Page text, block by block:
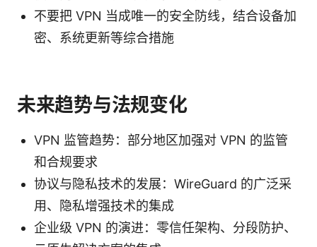
不要把 VPN 当成唯一的安全防线，结合设备加
密、系统更新等综合措施
未来趋势与法规变化
VPN 监管趋势：部分地区加强对 VPN 的监管
和合规要求
协议与隐私技术的发展：WireGuard 的广泛采
用、隐私增强技术的集成
企业级 VPN 的演进：零信任架构、分段防护、